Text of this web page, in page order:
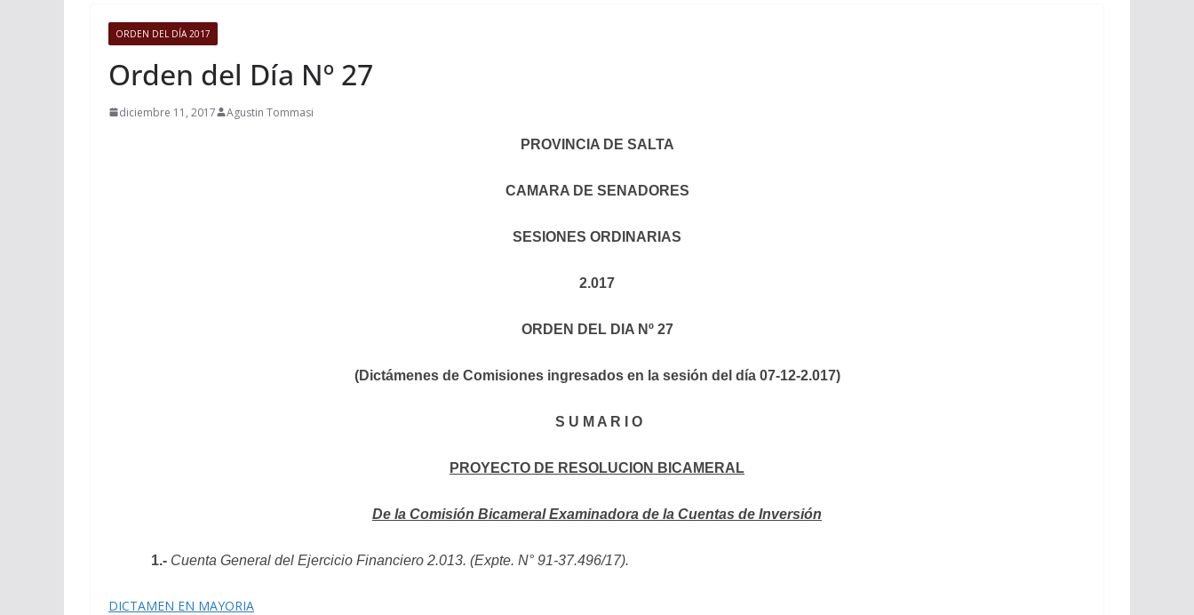
ORDEN DEL DÍA 2017
Orden del Día Nº 27
diciembre 11, 2017 Agustin Tommasi
PROVINCIA DE SALTA
CAMARA DE SENADORES
SESIONES ORDINARIAS
2.017
ORDEN DEL DIA Nº 27
(Dictámenes de Comisiones ingresados en la sesión del día 07-12-2.017)
S U M A R I O
PROYECTO DE RESOLUCION BICAMERAL
De la Comisión Bicameral Examinadora de la Cuentas de Inversión
1.- Cuenta General del Ejercicio Financiero 2.013. (Expte. N° 91-37.496/17).
DICTAMEN EN MAYORIA